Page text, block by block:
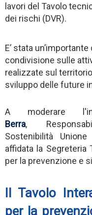
lavori del Tavolo
dei rischi (DVR).
E’ stata
condivisione sulle
realizzate sul
sviluppo delle future
A moderare
Berra,
Sostenibilità
affidata la Segreteria
per la prevenzione e
Il Tavolo
per la